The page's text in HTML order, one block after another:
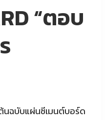
“ตอบ
นฉบับแผ่นซีเมนต์บอร์ด